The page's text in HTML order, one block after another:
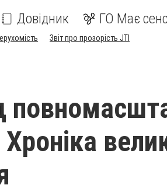
Довідник ГО Має сенс
Звіт про прозорість JTI